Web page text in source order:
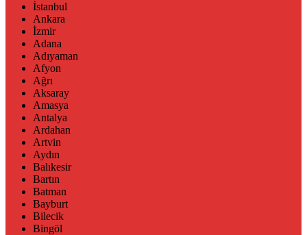
İstanbul
Ankara
İzmir
Adana
Adıyaman
Afyon
Ağrı
Aksaray
Amasya
Antalya
Ardahan
Artvin
Aydın
Balıkesir
Bartın
Batman
Bayburt
Bilecik
Bingöl